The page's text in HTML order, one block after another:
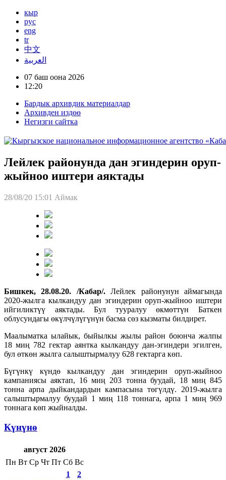
кыр
рус
eng
tr
中文
العربية
07 баш оона 2026
12:20
Бардык архивдик материалдар
Архивден издөө
Негизги сайтка
Лейлек районунда дан эгиндерин оруп-
жыйноо иштери аяктады
28/08/20 15:01 Аймак
Бишкек, 28.08.20. /Кабар/.Лейлек районунун аймагында
2020-жылга кылкандуу дан эгиндерин оруп-жыйноо иштери
ийгиликтүү аяктады. Бул тууралуу өкмөттүн Баткен
облусундагы өкүлчүлүгүнүн басма сөз кызматы билдирет.
Маалыматка ылайык, быйылкы жылы район боюнча жалпы
18 миң 782 гектар аянтка кылкандуу дан-эгиндери эгилген,
бул өткөн жылга салыштырмалуу 628 гектарга көп.
Бүгүнкү күндө кылкандуу дан эгиндерин оруп-жыйноо
кампаниясы аяктап, 16 миң 203 тонна буудай, 18 миң 845
тонна арпа дыйкандардын кампасына төгүлдү. 2019-жылга
салыштырмалуу буудай 1 миң 118 тоннага, арпа 1 миң 969
тоннага көп жыйналды.
Күнүнө
август 2026
Пн Вт Ср Чт Пт Сб Вс
1
2